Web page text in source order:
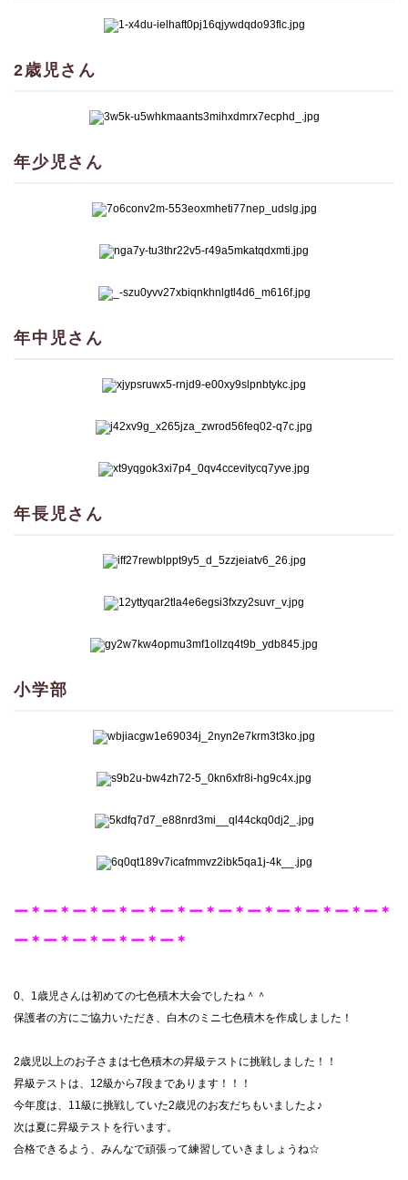
2歳児さん
年少児さん
年中児さん
年長児さん
小学部
ー＊ー＊ー＊ー＊ー＊ー＊ー＊ー＊ー＊ー＊ー＊ー＊ー＊
ー＊ー＊ー＊ー＊ー＊ー＊
0、1歳児さんは初めての七色積木大会でしたね＾＾
保護者の方にご協力いただき、白木のミニ七色積木を作成しました！
2歳児以上のお子さまは七色積木の昇級テストに挑戦しました！！
昇級テストは、12級から7段まであります！！！
今年度は、11級に挑戦していた2歳児のお友だちもいましたよ♪
次は夏に昇級テストを行います。
合格できるよう、みんなで頑張って練習していきましょうね☆